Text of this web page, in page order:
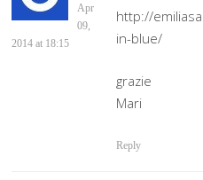
Apr
09,
2014 at 18:15
http://
in-blue/
grazie
Mari
Reply